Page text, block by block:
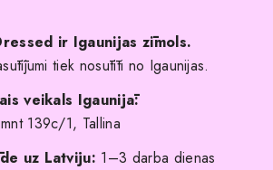
ir Igaunijas zīmols.
tiek nosūtīti no Igaunijas.
veikals Igaunijā:
139c/1, Tallina
uz Latviju: 1–3 darba dienas